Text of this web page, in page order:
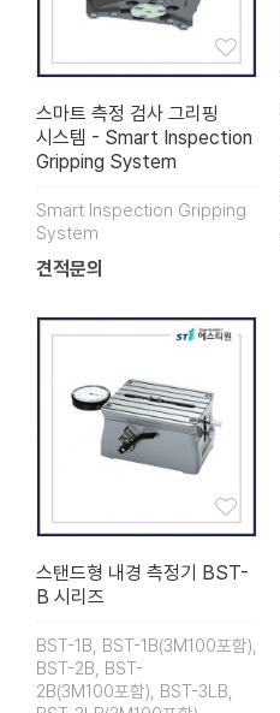
스마트 측정 검사 그리핑
시스템 - Smart Inspection
Gripping System
Smart Inspection Gripping
System
견적문의
스탠드형 내경 측정기 BST-
B 시리즈
BST-1B, BST-1B(3M100포함),
BST-2B, BST-
2B(3M100포함), BST-3LB,